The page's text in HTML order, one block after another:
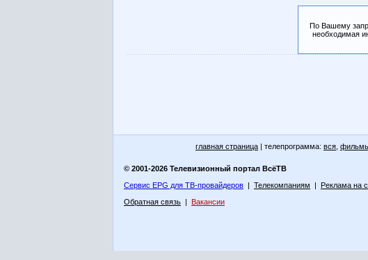
По Вашему
необходимая
главная страница | телепрограмма: вся
© 2001-2026 Телевизионный портал ВсёТВ
Сервис EPG для ТВ-провайдеров | Телекомпаниям | Реклама на
Обратная связь | Вакансии